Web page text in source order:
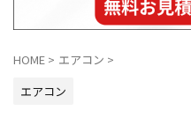
HOME > エアコン >
エアコン